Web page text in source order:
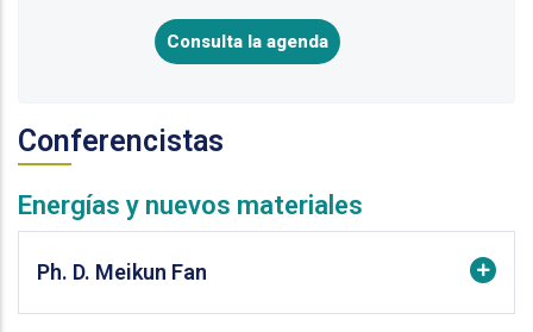
Consulta la agenda
Conferencistas
Energías y nuevos materiales
Ph. D. Meikun Fan